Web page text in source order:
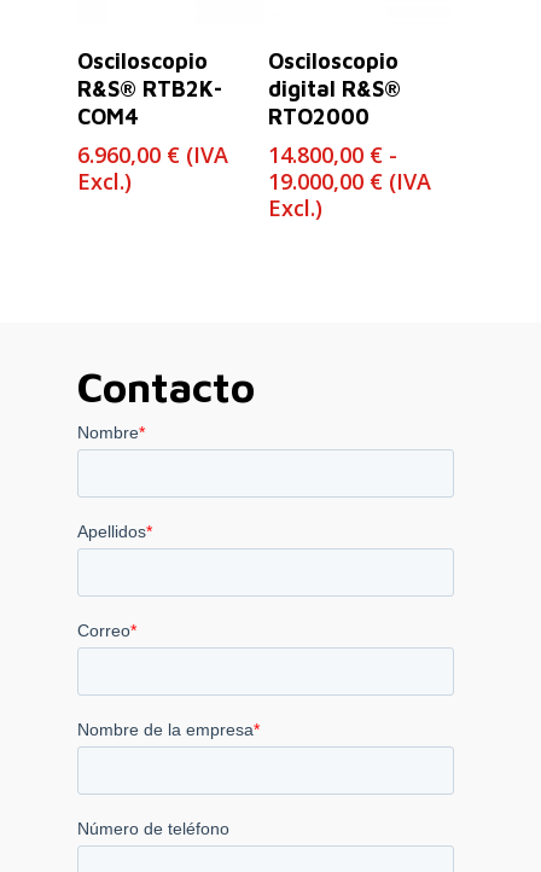
Osciloscopio
R&S® RTB2K-
COM4
6.960,00 € (IVA
Excl.)
Seleccionar
Opciones
Osciloscopio
digital R&S®
RTO2000
14.800,00 € -
19.000,00 €Rango
(IVA
Excl.)
Contacto